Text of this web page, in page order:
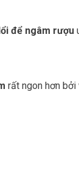
để ngâm rượu
rất ngon hơn bởi